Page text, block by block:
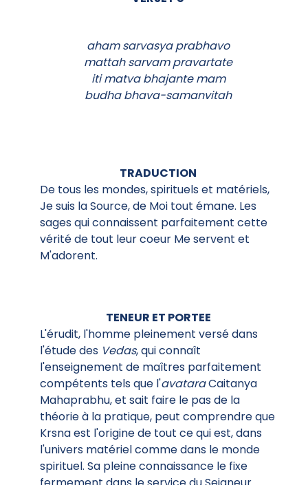
aham sarvasya prabhavo
mattah sarvam pravartate
iti matva bhajante mam
budha bhava-samanvitah
TRADUCTION
De tous les mondes, spirituels et matériels,
Je suis la Source, de Moi tout émane. Les
sages qui connaissent parfaitement cette
vérité de tout leur coeur Me servent et
M'adorent.
TENEUR ET PORTEE
L'érudit, l'homme pleinement versé dans
l'étude des Vedas, qui connaît
l'enseignement de maîtres parfaitement
compétents tels que l'avataraCaitanya
Mahaprabhu, et sait faire le pas de la
théorie à la pratique, peut comprendre que
Krsna est l'origine de tout ce qui est, dans
l'univers matériel comme dans le monde
spirituel. Sa pleine connaissance le fixe